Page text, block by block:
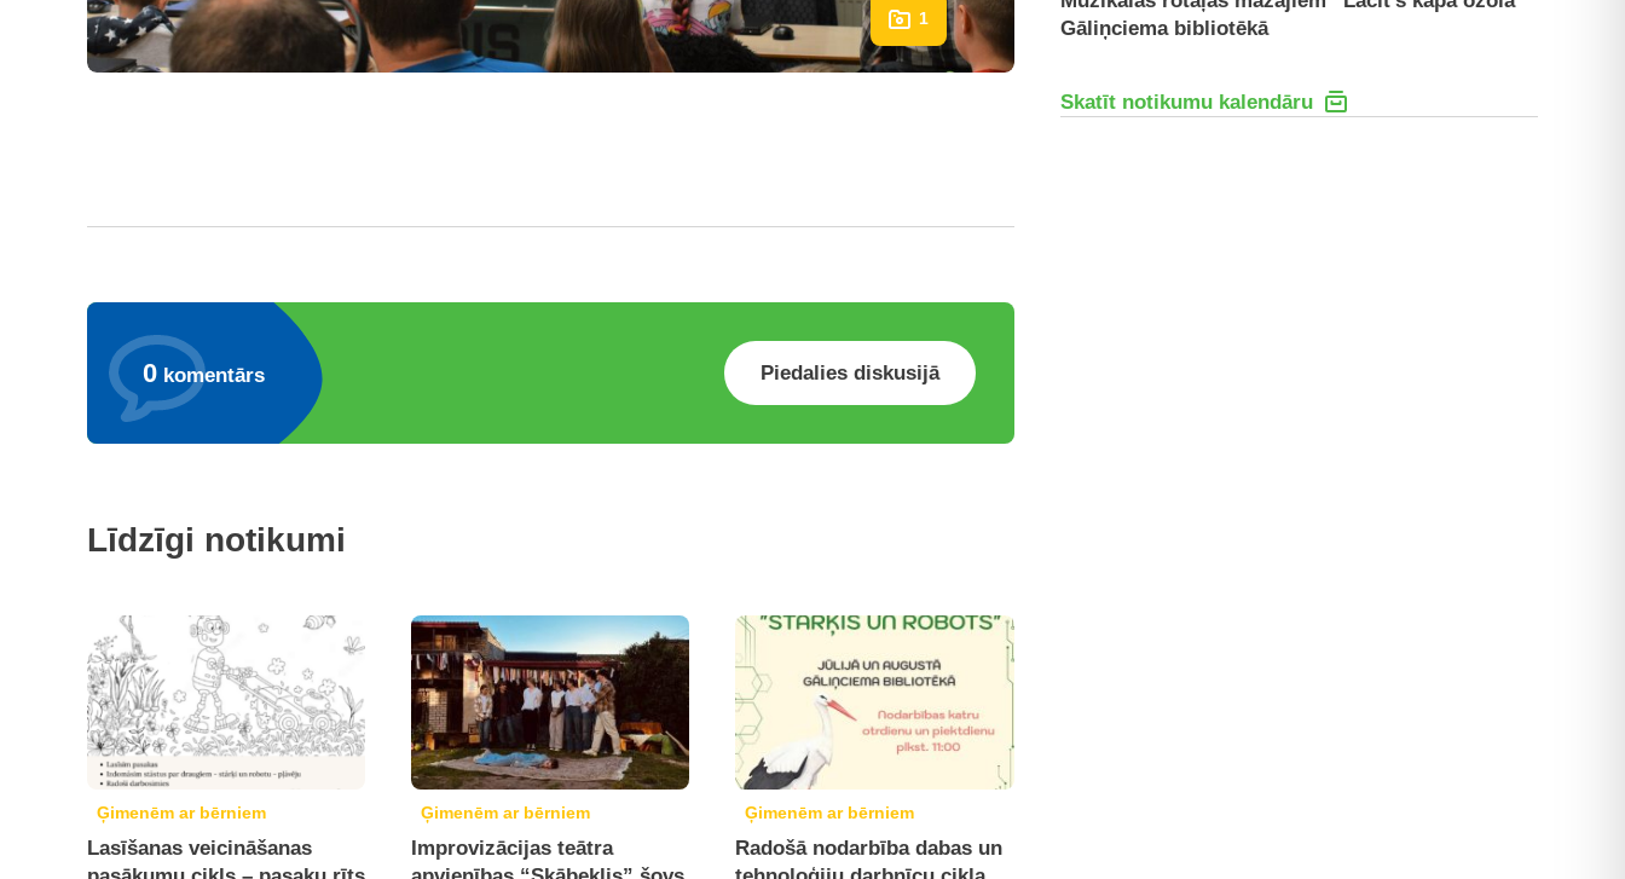
1
0 komentārs Piedalies diskusijā
Līdzīgi notikumi
Ģimenēm ar bērniem
Lasīšanas veicināšanas
Ģimenēm ar bērniem
Improvizācijas teātra
Ģimenēm ar bērniem
Radošā nodarbība dabas un
Gāliņciema bibliotēkā
Skatīt notikumu kalendāru